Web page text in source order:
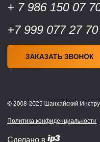
+ 7 986 150 07
+7 999 077 27 70
ЗАКАЗАТЬ ЗВОНОК
© 2008-2025 Шанхайский
Политика конфиденциальности
Сделано в